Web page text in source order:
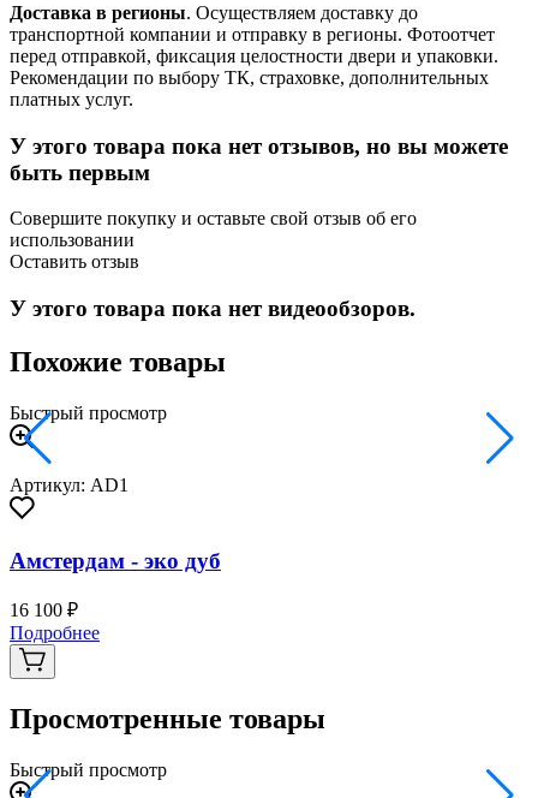
Доставка в регионы. Осуществляем доставку до
транспортной компании и отправку в регионы. Фотоотчет
перед отправкой, фиксация целостности двери и упаковки.
Рекомендации по выбору ТК, страховке, дополнительных
платных услуг.
У этого товара пока нет отзывов, но вы можете
быть первым
Совершите покупку и оставьте свой отзыв об его
использовании
Оставить отзыв
У этого товара пока нет видеообзоров.
Похожие товары
Быстрый просмотр
Артикул: AD1
Амстердам - эко дуб
16 100 ₽
Подробнее
Просмотренные товары
Быстрый просмотр